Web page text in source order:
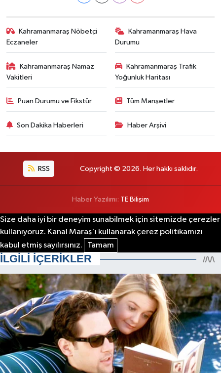
Kahramanmaraş Nöbetçi
Eczaneler
Kahramanmaraş Hava
Durumu
Kahramanmaraş Namaz
Vakitleri
Kahramanmaraş Trafik
Yoğunluk Haritası
Puan Durumu ve Fikstür Tüm Manşetler
Son Dakika Haberleri Haber Arşivi
RSS Copyright © 2026. Her hakkı saklıdır.
Haber Yazılımı: TE Bilişim
Size daha iyi bir deneyim sunabilmek için sitemizde çerezler
kullanıyoruz. Kanal Maraş'ı kullanarak çerez politikamızı
kabul etmiş sayılırsınız.
Tamam